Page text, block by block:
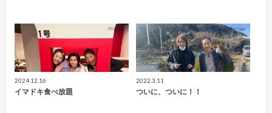
2024.12.16
イマドキ食べ放題
2022.3.11
ついに、ついに！！